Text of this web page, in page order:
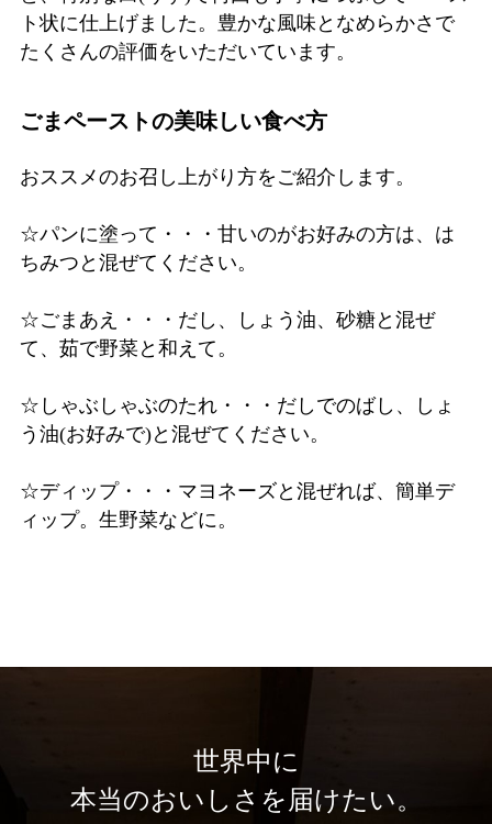
ト状に仕上げました。豊かな風味となめらかさで
たくさんの評価をいただいています。
ごまペーストの美味しい食べ方
おススメのお召し上がり方をご紹介します。
☆パンに塗って・・・甘いのがお好みの方は、は
ちみつと混ぜてください。
☆ごまあえ・・・だし、しょう油、砂糖と混ぜ
て、茹で野菜と和えて。
☆しゃぶしゃぶのたれ・・・だしでのばし、しょ
う油(お好みで)と混ぜてください。
☆ディップ・・・マヨネーズと混ぜれば、簡単デ
ィップ。生野菜などに。
世界中に
本当のおいしさを届けたい。